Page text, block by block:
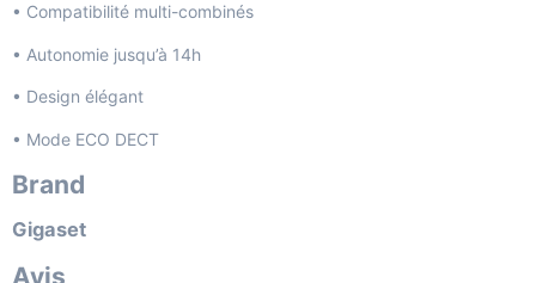
• Compatibilité multi-combinés
• Autonomie jusqu’à 14h
• Design élégant
• Mode ECO DECT
Brand
Gigaset
Avis